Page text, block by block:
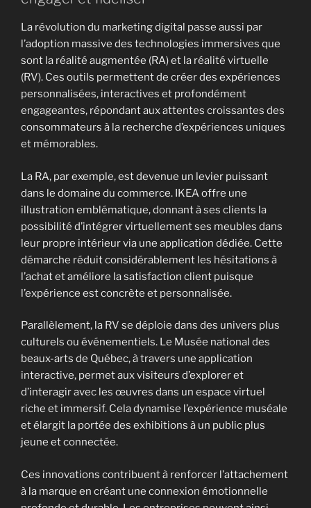
La révolution du marketing digital passe aussi par
l’adoption massive des technologies immersives que
sont la réalité augmentée (RA) et la réalité virtuelle
(RV). Ces outils permettent de créer des expériences
personnalisées, interactives et profondément
engageantes, répondant aux attentes croissantes des
consommateurs à la recherche d’expériences uniques
et mémorables.
La RA, par exemple, est devenue un levier puissant
dans le domaine du commerce. IKEA offre une
illustration emblématique, donnant à ses clients la
possibilité d’intégrer virtuellement ses meubles dans
leur propre intérieur via une application dédiée. Cette
démarche réduit considérablement les hésitations à
l’achat et améliore la satisfaction client puisque
l’expérience est concrète et personnalisée.
Parallèlement, la RV se déploie dans des univers plus
culturels ou événementiels. Le Musée national des
beaux-arts de Québec, à travers une application
interactive, permet aux visiteurs d’explorer et
d’interagir avec les œuvres dans un espace virtuel
riche et immersif. Cela dynamise l’expérience muséale
et élargit la portée des exhibitions à un public plus
jeune et connectée.
Ces innovations contribuent à renforcer l’attachement
à la marque en créant une connexion émotionnelle